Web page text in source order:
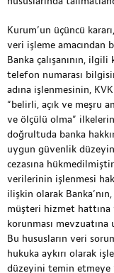
Kurum’un üçüncü
veri işleme amacından
Banka çalışanının,
telefon numarası
adına işlenmesinin,
“belirli, açık ve meşru
ve ölçülü olma”
doğrultuda banka
uygun güvenlik
cezasına
verilerinin işlenmesi
ilişkin olarak
müşteri hizmet
korunması
Bu hususların veri
hukuka aykırı olarak
düzeyini temin